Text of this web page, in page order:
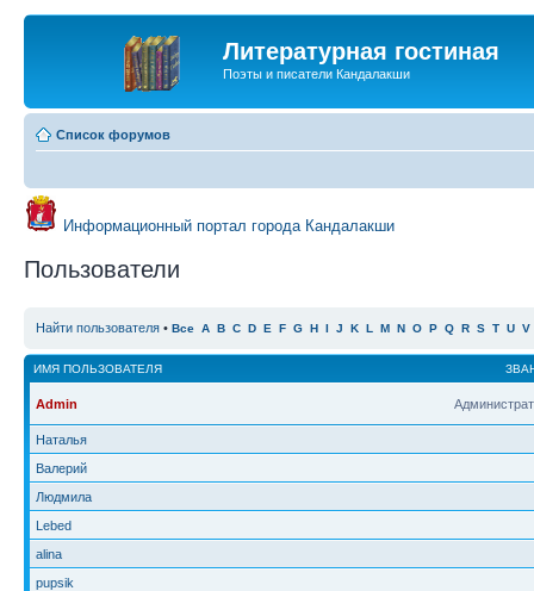
Литературная гостиная
Поэты и писатели Кандалакши
Список форумов
Информационный портал города Кандалакши
Пользователи
Найти пользователя • Все A B C D E F G H I J K L M N O P Q R S T U V
ИМЯ ПОЛЬЗОВАТЕЛЯ
Admin
Наталья
Валерий
Людмила
Lebed
alina
pupsik